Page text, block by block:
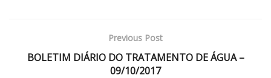
Previous Post
BOLETIM DIÁRIO DO TRATAMENTO DE ÁGUA –
09/10/2017